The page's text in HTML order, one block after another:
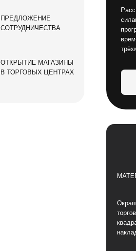
ПРЕДЛОЖЕНИЕ
СОТРУДНИЧЕСТВА
ОТКРЫТИЕ МАГАЗИНЫ
В ТОРГОВЫХ ЦЕНТРАХ